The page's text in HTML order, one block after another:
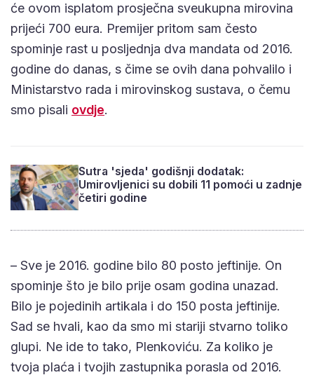
će ovom isplatom prosječna sveukupna mirovina
prijeći 700 eura. Premijer pritom sam često
spominje rast u posljednja dva mandata od 2016.
godine do danas, s čime se ovih dana pohvalilo i
Ministarstvo rada i mirovinskog sustava, o čemu
smo pisali ovdje.
Sutra 'sjeda' godišnji dodatak:
Umirovljenici su dobili 11 pomoći u zadnje
četiri godine
– Sve je 2016. godine bilo 80 posto jeftinije. On
spominje što je bilo prije osam godina unazad.
Bilo je pojedinih artikala i do 150 posta jeftinije.
Sad se hvali, kao da smo mi stariji stvarno toliko
glupi. Ne ide to tako, Plenkoviću. Za koliko je
tvoja plaća i tvojih zastupnika porasla od 2016.